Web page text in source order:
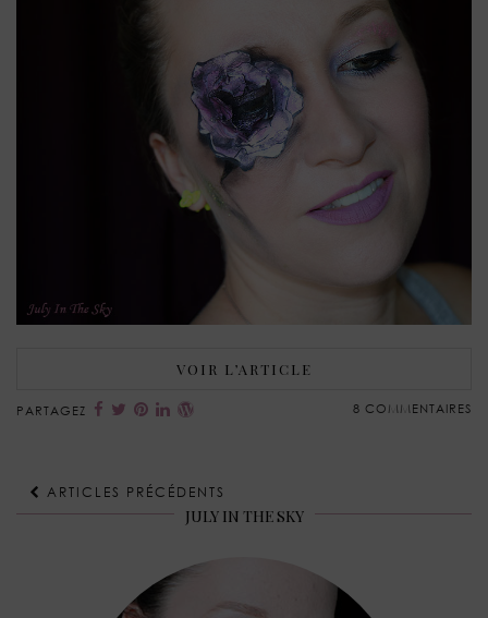
VOIR L’ARTICLE
PARTAGEZ 8 COMMENTAIRES
ARTICLES PRÉCÉDENTS
JULY IN THE SKY